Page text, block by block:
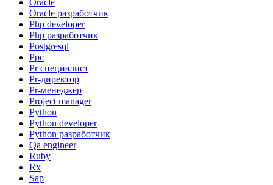
Oracle
Oracle разработчик
Php developer
Php разработчик
Postgresql
Ppc
Pr специалист
Pr-директор
Pr-менеджер
Project manager
Python
Python developer
Python разработчик
Qa engineer
Ruby
Rx
Sap